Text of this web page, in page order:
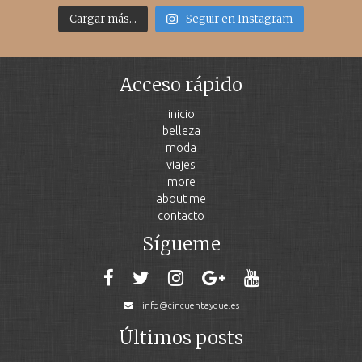
Cargar más... Seguir en Instagram
Acceso rápido
inicio
belleza
moda
viajes
more
about me
contacto
Sígueme
info@cincuentayque.es
Últimos posts